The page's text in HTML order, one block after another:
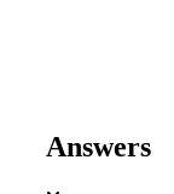
Answers